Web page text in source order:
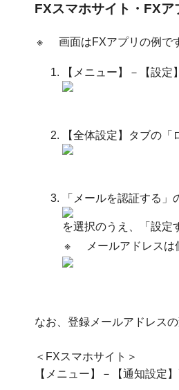
FXスマホサイト・FX
※ 画面はFXアプリの例で
【メニュー】－【設定
【全体設定】タブの
「メールを認証する」
を選択のうえ、「設定
※
メールアドレス
なお、登録メールアドレス
＜FXスマホサイト＞
【メニュー】－【通知設定